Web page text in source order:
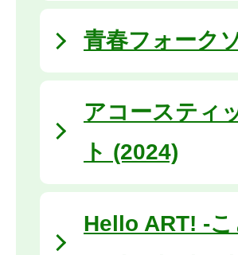
⻘春フォーク
アコースティ
ト (2024)
Hello ART! -